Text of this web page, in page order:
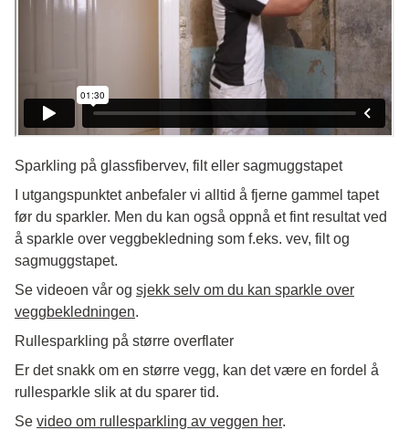
Sparkling på glassfibervev, filt eller sagmuggstapet
I utgangspunktet anbefaler vi alltid å fjerne gammel tapet
før du sparkler. Men du kan også oppnå et fint resultat ved
å sparkle over veggbekledning som f.eks. vev, filt og
sagmuggstapet.
Se videoen vår og sjekk selv om du kan sparkle over
veggbekledningen.
Rullesparkling på større overflater
Er det snakk om en større vegg, kan det være en fordel å
rullesparkle slik at du sparer tid.
Se video om rullesparkling av veggen her.